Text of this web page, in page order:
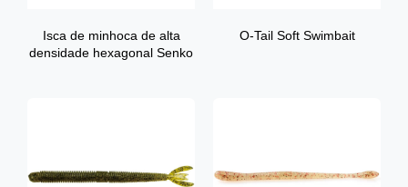
Isca de minhoca de alta
densidade hexagonal Senko
O-Tail Soft Swimbait